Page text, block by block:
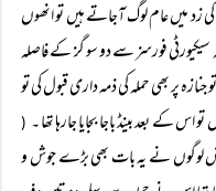
زد میں عام لوگ آجاتے ہیں تو انھوں
فورسز سے دو سو گز کے فاصلہ
پر بھی حملہ کی ذمہ داری قبول کی تو
اس کے بعد بینڈ باجا بجایا جارہا تھا ۔ (
لوگوں نے یہ بات بھی بڑے جوش و